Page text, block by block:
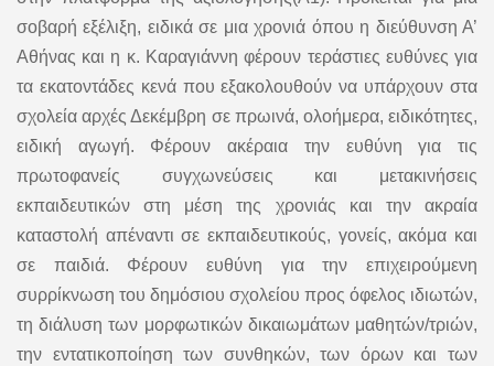
σοβαρή εξέλιξη, ειδικά σε μια χρονιά όπου η διεύθυνση Α’
Αθήνας και η κ. Καραγιάννη φέρουν τεράστιες ευθύνες για
τα εκατοντάδες κενά που εξακολουθούν να υπάρχουν στα
σχολεία αρχές Δεκέμβρη σε πρωινά, ολοήμερα, ειδικότητες,
ειδική αγωγή. Φέρουν ακέραια την ευθύνη για τις
πρωτοφανείς συγχωνεύσεις και μετακινήσεις
εκπαιδευτικών στη μέση της χρονιάς και την ακραία
καταστολή απέναντι σε εκπαιδευτικούς, γονείς, ακόμα και
σε παιδιά. Φέρουν ευθύνη για την επιχειρούμενη
συρρίκνωση του δημόσιου σχολείου προς όφελος ιδιωτών,
τη διάλυση των μορφωτικών δικαιωμάτων μαθητών/τριών,
την εντατικοποίηση των συνθηκών, των όρων και των